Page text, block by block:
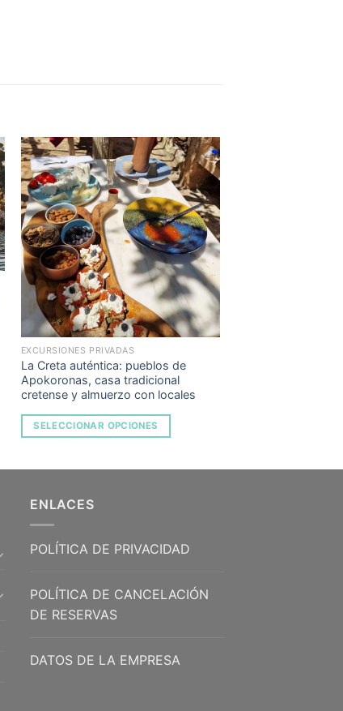
Add to
Wishlist
EXCURSIONES PRIVADAS
La Creta auténtica: pueblos de
Apokoronas, casa tradicional
cretense y almuerzo con locales
SELECCIONAR OPCIONES
ENLACES
POLÍTICA DE PRIVACIDAD
POLÍTICA DE CANCELACIÓN
DE RESERVAS
DATOS DE LA EMPRESA